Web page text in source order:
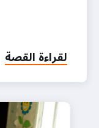
لقراءة القصة